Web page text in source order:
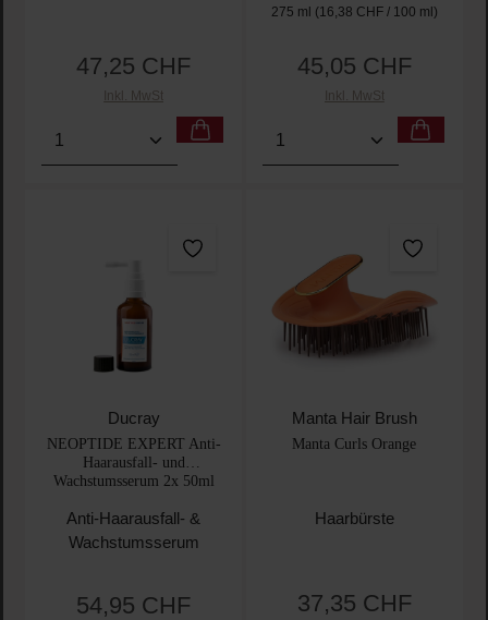
Regulärer Preis:
47,25 CHF
Inkl. MwSt
Produkt Anzahl: Gib den gewünschten Wert ein
275 ml (16,38 CHF / 100 ml)
Regulärer Preis:
45,05 CHF
Inkl. MwSt
Produkt Anzahl: Gib
Ducray
NEOPTIDE EXPERT Anti-
Haarausfall- und
Wachstumsserum 2x 50ml
Anti-Haarausfall- &
Wachstumsserum
Regulärer Preis:
54,95 CHF
Manta Hair Brush
Manta Curls Orange
Haarbürste
Regulärer Preis:
37,35 CHF